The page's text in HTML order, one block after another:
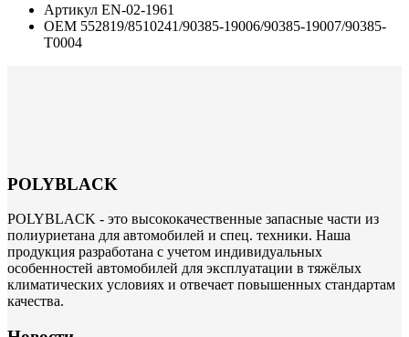
Артикул EN-02-1961
ОЕМ 552819/8510241/90385-19006/90385-19007/90385-
T0004
POLYBLACK
POLYBLACK - это высококачественные запасные части из
полиуриетана для автомобилей и спец. техники. Наша
продукция разработана с учетом индивидуальных
особенностей автомобилей для эксплуатации в тяжёлых
климатических условиях и отвечает повышенных стандартам
качества.